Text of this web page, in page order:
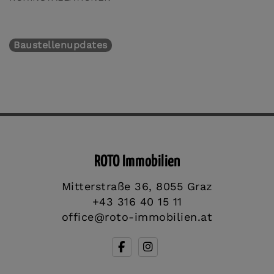
Baustellenupdates
ROTO Immobilien
Mitterstraße 36, 8055 Graz
+43 316 40 15 11
office@roto-immobilien.at